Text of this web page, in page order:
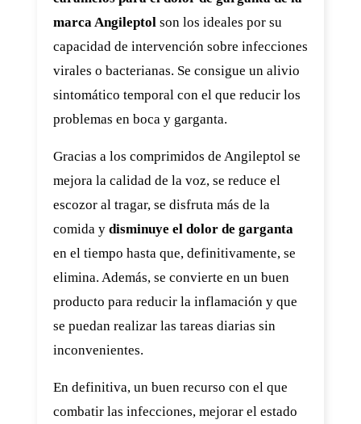
marca Angileptol son los ideales por su
capacidad de intervención sobre infecciones
virales o bacterianas. Se consigue un alivio
sintomático temporal con el que reducir los
problemas en boca y garganta.
Gracias a los comprimidos de Angileptol se
mejora la calidad de la voz, se reduce el
escozor al tragar, se disfruta más de la
comida y disminuye el dolor de garganta
en el tiempo hasta que, definitivamente, se
elimina. Además, se convierte en un buen
producto para reducir la inflamación y que
se puedan realizar las tareas diarias sin
inconvenientes.
En definitiva, un buen recurso con el que
combatir las infecciones, mejorar el estado